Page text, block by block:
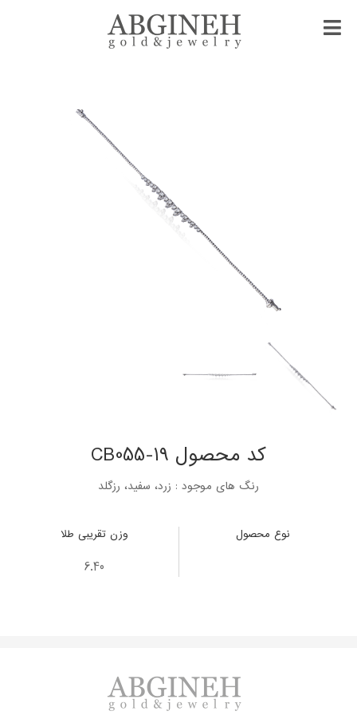
کد محصول CB055-19
رنگ های موجود : زرد، سفید، رزگلد
نوع محصول وزن تقریبی طلا
6.40